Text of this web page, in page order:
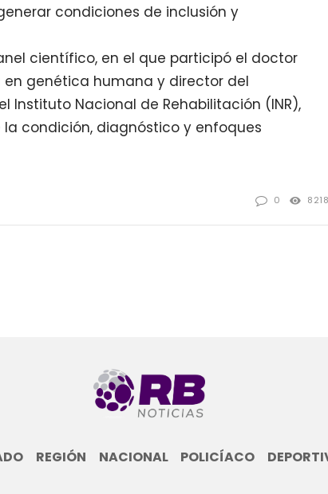
condiciones de inclusión y
científico, en el que participó el doctor
en genética humana y director del
Instituto Nacional de Rehabilitación (INR),
condición, diagnóstico y enfoques
0 8218
REGIÓN NACIONAL POLICÍACO